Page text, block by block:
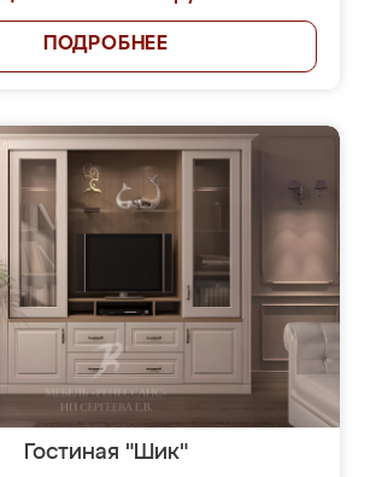
ПОДРОБНЕЕ
Гостиная "Шик"